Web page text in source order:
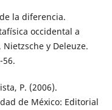
la diferencia.
occidental a
y Deleuze.
56.
P. (2006).
de México: Editorial